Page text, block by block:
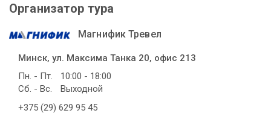
Организатор тура
Магнифик Тревел
Минск, ул. Максима Танка 20, офис 213
Пн. - Пт.
10:00 - 18:00
Сб. - Вс.
Выходной
+375 (29) 629 95 45